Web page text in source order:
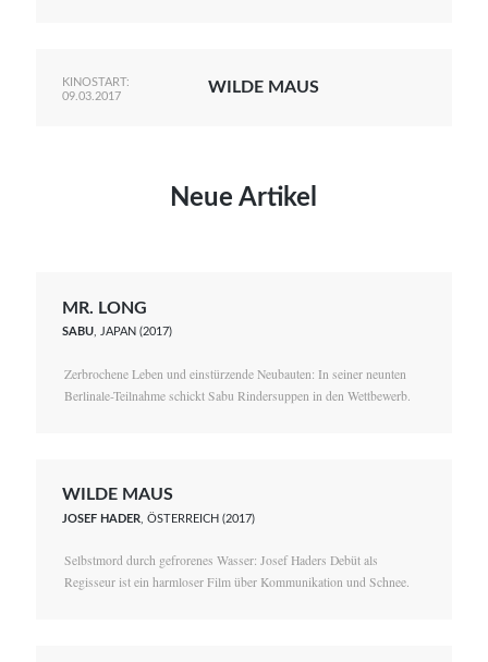
KINOSTART:
09.03.2017
WILDE MAUS
Neue Artikel
MR. LONG
SABU, JAPAN (2017)
Zerbrochene Leben und einstürzende Neubauten: In seiner neunten
Berlinale-Teilnahme schickt Sabu Rindersuppen in den Wettbewerb.
WILDE MAUS
JOSEF HADER , ÖSTERREICH (2017)
Selbstmord durch gefrorenes Wasser: Josef Haders Debüt als
Regisseur ist ein harmloser Film über Kommunikation und Schnee.